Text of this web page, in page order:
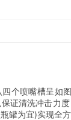
个喷嘴槽呈如
证清洗冲击力
罐为宜)实现全